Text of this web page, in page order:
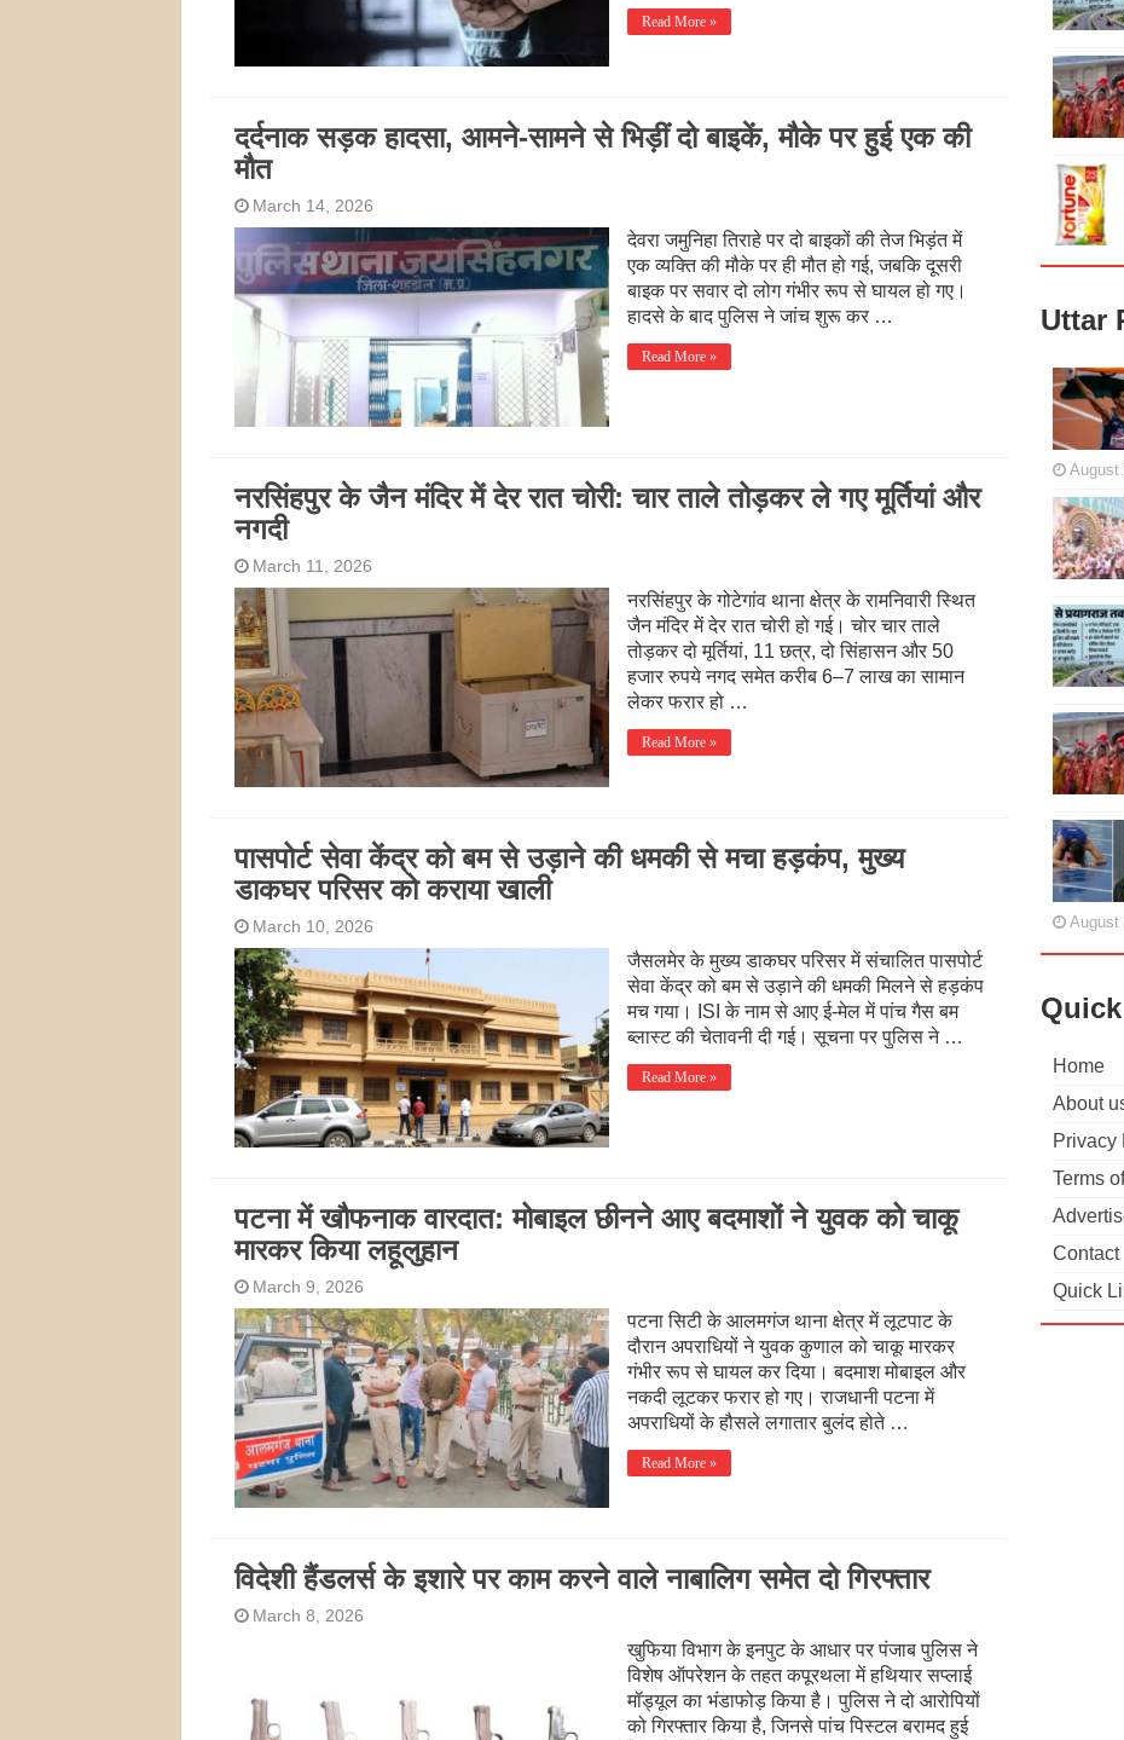
Read More »
दर्दनाक सड़क हादसा, आमने-सामने से भिड़ीं दो बाइकें, मौके पर हुई एक की
मौत
March 14, 2026
देवरा जमुनिहा तिराहे पर दो बाइकों की तेज भिड़ंत में
एक व्यक्ति की मौके पर ही मौत हो गई, जबकि दूसरी
बाइक पर सवार दो लोग गंभीर रूप से घायल हो गए।
हादसे के बाद पुलिस ने जांच शुरू कर …
Read More »
नरसिंहपुर के जैन मंदिर में देर रात चोरी: चार ताले तोड़कर ले गए मूर्तियां और
नगदी
March 11, 2026
नरसिंहपुर के गोटेगांव थाना क्षेत्र के रामनिवारी स्थित
जैन मंदिर में देर रात चोरी हो गई। चोर चार ताले
तोड़कर दो मूर्तियां, 11 छत्र, दो सिंहासन और 50
हजार रुपये नगद समेत करीब 6–7 लाख का सामान
लेकर फरार हो …
Read More »
पासपोर्ट सेवा केंद्र को बम से उड़ाने की धमकी से मचा हड़कंप, मुख्य
डाकघर परिसर को कराया खाली
March 10, 2026
जैसलमेर के मुख्य डाकघर परिसर में संचालित पासपोर्ट
सेवा केंद्र को बम से उड़ाने की धमकी मिलने से हड़कंप
मच गया। ISI के नाम से आए ई-मेल में पांच गैस बम
ब्लास्ट की चेतावनी दी गई। सूचना पर पुलिस ने …
Read More »
पटना में खौफनाक वारदात: मोबाइल छीनने आए बदमाशों ने युवक को चाकू
मारकर किया लहूलुहान
March 9, 2026
पटना सिटी के आलमगंज थाना क्षेत्र में लूटपाट के
दौरान अपराधियों ने युवक कुणाल को चाकू मारकर
गंभीर रूप से घायल कर दिया। बदमाश मोबाइल और
नकदी लूटकर फरार हो गए। राजधानी पटना में
अपराधियों के हौसले लगातार बुलंद होते …
Read More »
विदेशी हैंडलर्स के इशारे पर काम करने वाले नाबालिग समेत दो गिरफ्तार
March 8, 2026
खुफिया विभाग के इनपुट के आधार पर पंजाब पुलिस ने
विशेष ऑपरेशन के तहत कपूरथला में हथियार सप्लाई
मॉड्यूल का भंडाफोड़ किया है। पुलिस ने दो आरोपियों
को गिरफ्तार किया है, जिनसे पांच पिस्टल बरामद हुई
Uttar
August
August
Home
About
Privacy
Terms
Contact
Quick